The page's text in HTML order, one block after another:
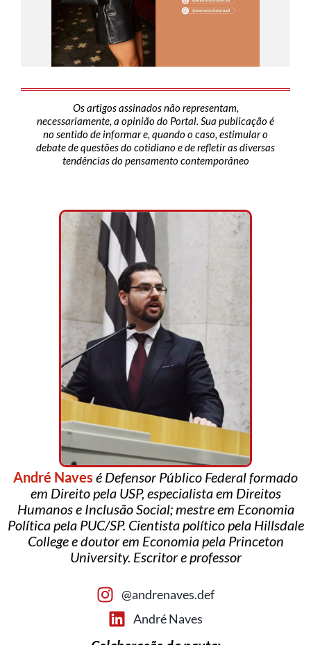
Os artigos assinados não representam,
necessariamente, a opinião do Portal. Sua publicação é
no sentido de informar e, quando o caso, estimular o
debate de questões do cotidiano e de refletir as diversas
tendências do pensamento contemporâneo
André Naves é Defensor Público Federal formado
em Direito pela USP, especialista em Direitos
Humanos e Inclusão Social; mestre em Economia
Política pela PUC/SP. Cientista político pela Hillsdale
College e doutor em Economia pela Princeton
University. Escritor e professor
@andrenaves.def
André Naves